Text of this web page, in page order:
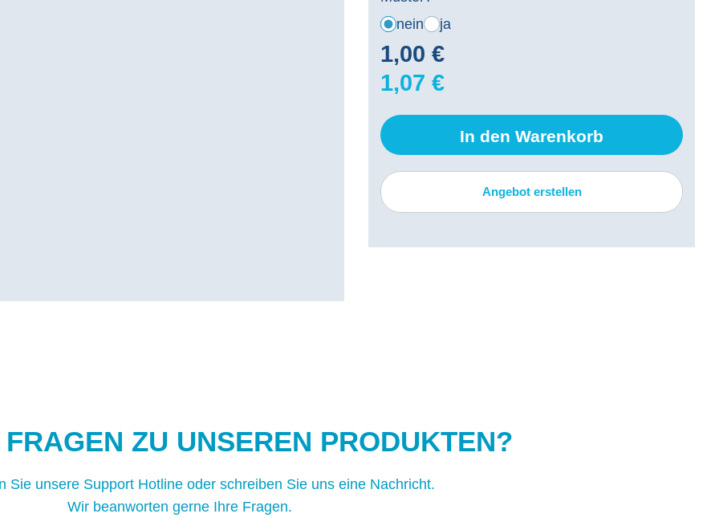
nein
ja
1,07 €
1,00 €
In den Warenkorb
Angebot erstellen
ZU UNSEREN PRODUKTEN?
Sie unsere Support Hotline oder schreiben Sie uns eine Nachricht.
Wir beanworten gerne Ihre Fragen.